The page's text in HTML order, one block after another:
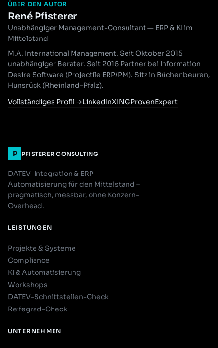
ÜBER DEN AUTOR
René Pfisterer
Unabhängiger Management-Consultant — ERP & KI im
Mittelstand
M.A. International Management. Seit Oktober 2015
unabhängiger Berater. Seit 2016 Partner bei Information
Desire Software (Projectile ERP/PM). Sitz in Büchenbeuren,
Hunsrück (Rheinland-Pfalz).
Vollständiges Profil →LinkedInXINGProvenExpert
P PFISTERER CONSULTING
DATEV-Integration & ERP-
Automatisierung für den Mittelstand –
pragmatisch, messbar, ohne Konzern-
Overhead.
LEISTUNGEN
Projekte & Systeme
Compliance
KI & Automatisierung
Workshops
DATEV-Schnittstellen-Check
Reifegrad-Check
UNTERNEHMEN